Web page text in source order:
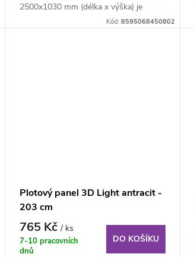
2500x1030 mm (délka x výška) je
Kód: 8595068450802
Plotový panel 3D Light antracit -
203 cm
765 Kč/ ks
7-10 pracovních
dnů
DO KOŠÍKU